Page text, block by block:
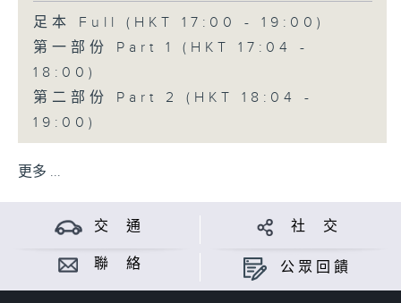
足本 Full (HKT 17:00 - 19:00)
第一部份 Part 1 (HKT 17:04 -
18:00)
第二部份 Part 2 (HKT 18:04 -
19:00)
更多 ...
交 通 社 交
聯 絡 公眾回饋